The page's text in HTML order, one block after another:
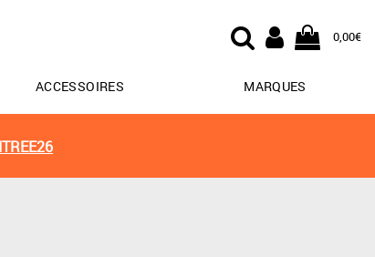
0,00€
ACCESSOIRES MARQUES